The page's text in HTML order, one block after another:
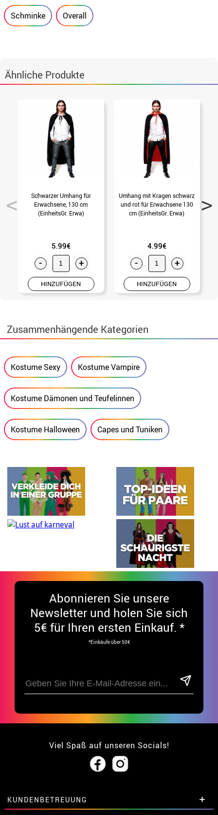
Schminke Overall
Ähnliche Produkte
Schwarzer Umhang für
Erwachsene, 130 cm
(EinheitsGr. Erwa)
5.99€
- +
HINZUFÜGEN
Umhang mit Kragen schwarz
und rot für Erwachsene 130
cm (EinheitsGr. Erwa)
4.99€
- +
HINZUFÜGEN
Zusammenhängende Kategorien
Kostume Sexy Kostume Vampire
Kostume Dämonen und Teufelinnen
Kostume Halloween Capes und Tuniken
Abonnieren Sie unsere
Newsletter und holen Sie sich
5€ für Ihren ersten Einkauf. *
*Einkäufe über 50€
Viel Spaß auf unseren Socials!
KUNDENBETREUUNG